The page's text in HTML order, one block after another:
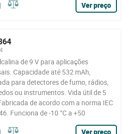
Ver preço
de 9 V para aplicações
Capacidade até 532 mAh,
para detectores de fumo, rádios,
ou instrumentos. Vida útil de 5
de acordo com a norma IEC
Funciona de -10 °C a +50
Ver preço